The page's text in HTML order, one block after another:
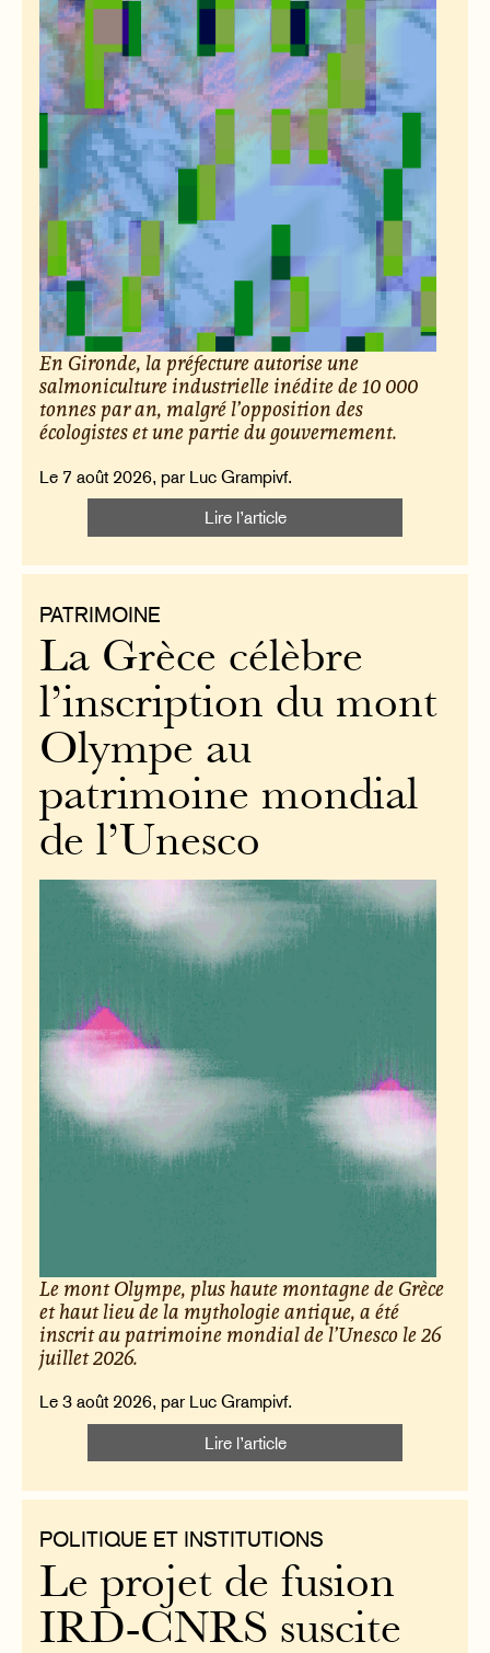
En Gironde, la préfecture autorise une
salmoniculture industrielle inédite de 10 000
tonnes par an, malgré l’opposition des
écologistes et une partie du gouvernement.
Le 7 août 2026, par Luc Grampivf.
Lire l’article
PATRIMOINE
La Grèce célèbre
l’inscription du mont
Olympe au
patrimoine mondial
de l’Unesco
Le mont Olympe, plus haute montagne de Grèce
et haut lieu de la mythologie antique, a été
inscrit au patrimoine mondial de l’Unesco le 26
juillet 2026.
Le 3 août 2026, par Luc Grampivf.
Lire l’article
POLITIQUE ET INSTITUTIONS
Le projet de fusion
IRD-CNRS suscite